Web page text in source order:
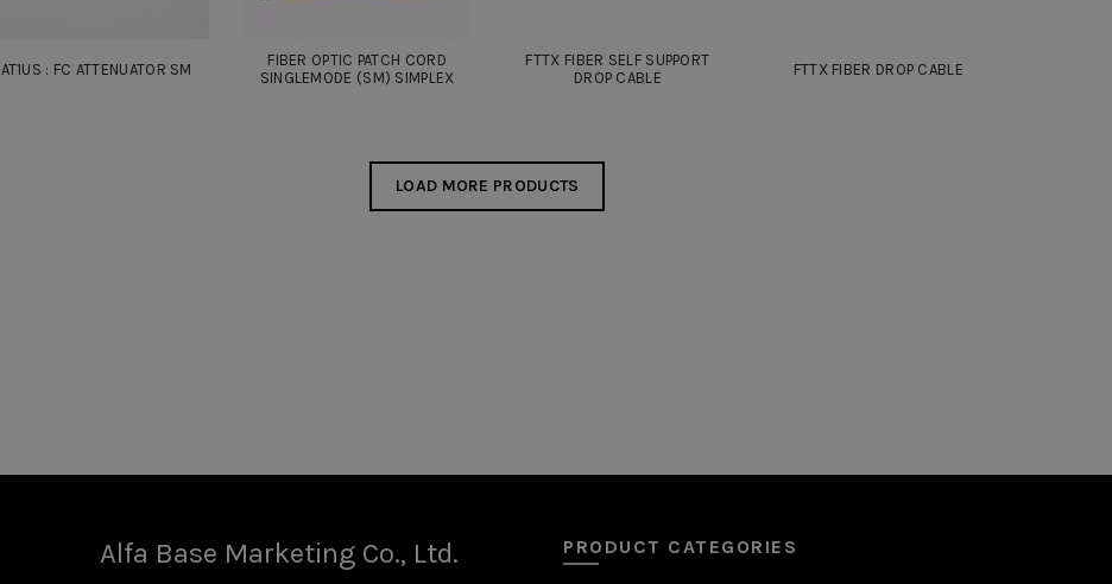
AT1US : FC ATTENUATOR SM
FIBER OPTIC PATCH CORD
SINGLEMODE (SM) SIMPLEX
FTTX FIBER SELF SUPPORT
DROP CABLE
FTTX FIBER DROP CABLE
LOAD MORE PRODUCTS
Alfa Base Marketing Co., Ltd. PRODUCT CATEGORIES